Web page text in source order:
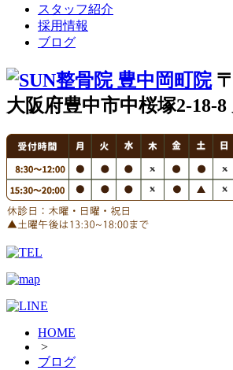
スタッフ紹介
採用情報
ブログ
大阪府豊中市中桜塚2-18-
HOME
>
ブログ